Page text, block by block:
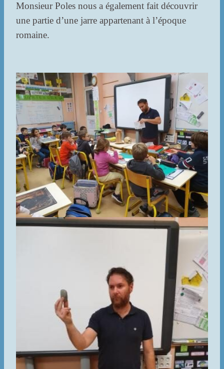
Monsieur Poles nous a également fait découvrir
une partie d’une jarre appartenant à l’époque
romaine.